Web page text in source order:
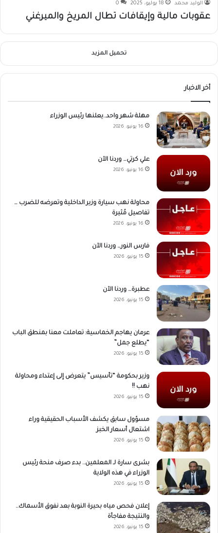
الوليد محمد 18 يوليو، 2025 0
عقوبات مالية وإيقافات تطال المريخ والميرغني
تحميل المزيد
أخر الاخبار
مهلة شهر واحد..يعلنها رئيس الوزراء
16 يونيو، 2026
علي كرتي… وردنا الآن
16 يونيو، 2026
محاولة نهب سيارة وزير الداخلية وتعرضه للضرب …
تفاصيل مُثيرة
16 يونيو، 2026
فارس النور… وردنا الآن
15 يونيو، 2026
عطبرة… وردنا الآن
15 يونيو، 2026
عرمان يهاجم الخماسية: تعاملت معنا بمنطق الباب
“يطلع جمل”
15 يونيو، 2026
وزير بحكومة “تأسيس” يتعرض إلى إعتداء ومحاولة
نهب !!
15 يونيو، 2026
مسؤول سابق يكشف الأسباب الحقيقية وراء
اشتعال أسعار الخبز
15 يونيو، 2026
بشرى سارة لـ المعلمين.. بدء صرف منحة رئيس
الوزراء في هذه الولاية
15 يونيو، 2026
إعلان فحص مياه بحيرة النوبة بعد نفوق الأسماك..
والنتيجة مفاجأة
15 يونيو، 2026